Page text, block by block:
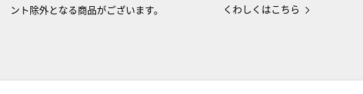
ント除外となる商品がございます。
くわしくはこちら